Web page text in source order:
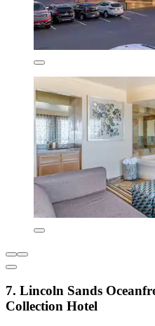
7. Lincoln Sands
Collection Hotel